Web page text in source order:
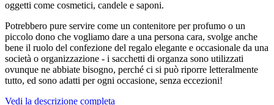
oggetti come cosmetici, candele e saponi.
Potrebbero pure servire come un contenitore per profumo o un
piccolo dono che vogliamo dare a una persona cara, svolge anche
bene il ruolo del confezione del regalo elegante e occasionale da una
società o organizzazione - i sacchetti di organza sono utilizzati
ovunque ne abbiate bisogno, perché ci si può riporre letteralmente
tutto, ed sono adatti per ogni occasione, senza eccezioni!
Vedi la descrizione completa